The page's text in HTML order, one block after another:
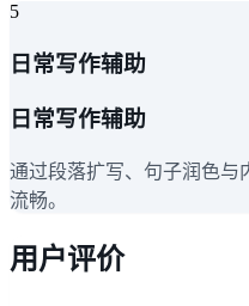
5
日常写作辅助
日常写作辅助
通过段落扩写、句子润色与
流畅。
用户评价